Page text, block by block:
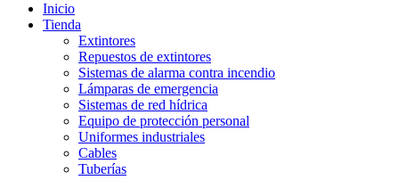
Inicio
Tienda
Extintores
Repuestos de extintores
Sistemas de alarma contra incendio
Lámparas de emergencia
Sistemas de red hídrica
Equipo de protección personal
Uniformes industriales
Cables
Tuberías